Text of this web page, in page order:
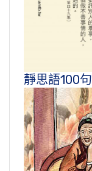
靜思語100句